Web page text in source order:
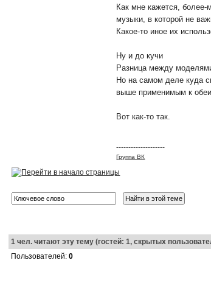
Как мне кажется, более-
музыки, в которой не
Какое-то иное их
Ну и до кучи
Разница между
Но на самом деле куда
выше применимым к
Вот как-то так.
--------------------
Группа ВК
1 чел. читают эту тему (гостей: 1, скрытых
Пользователей:0